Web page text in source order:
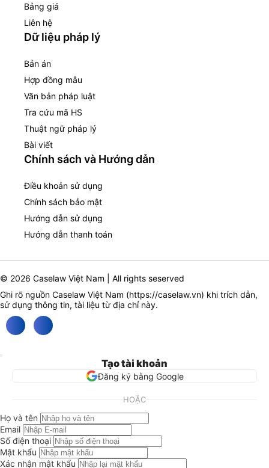
Bảng giá
Liên hệ
Dữ liệu pháp lý
Bản án
Hợp đồng mẫu
Văn bản pháp luật
Tra cứu mã HS
Thuật ngữ pháp lý
Bài viết
Chính sách và Hướng dẫn
Điều khoản sử dụng
Chính sách bảo mật
Hướng dẫn sử dụng
Hướng dẫn thanh toán
© 2026 Caselaw Việt Nam | All rights seserved
Ghi rõ nguồn Caselaw Việt Nam (https://caselaw.vn) khi trích dẫn,
sử dụng thông tin, tài liệu từ địa chỉ này.
Tạo tài khoản
Đăng ký bằng Google
HOẶC
Họ và tên
Email
Số điện thoại
Mật khẩu
Xác nhận mật khẩu